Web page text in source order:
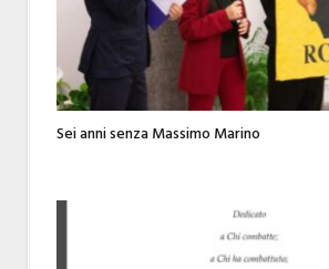
Sei anni senza Massimo Marino